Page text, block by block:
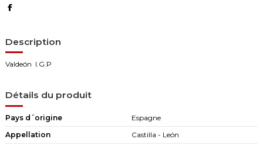
Description
Valdeón I.G.P
Détails du produit
Pays d´origine
Espagne
Appellation
Castilla - León